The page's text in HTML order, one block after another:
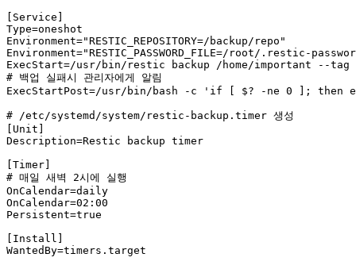
Type=oneshot
Environment="RESTIC_REPOSITORY=/backup/repo"
Environment="RESTIC_PASSWORD_FILE=/root/.restic-
ExecStart=/usr/ bin
# 백업 실패시 관리자에게 알림
ExecStartPost=/usr/ bin/bash -c 'if [ $? -ne 0 ]; then
# /etc/systemd/system/restic-backup.timer 생성
[Unit]
Description=Restic backup timer
# 매일 새벽 2시에 실행
OnCalendar=daily
OnCalendar=02: 00
Persistent=true
[Install]